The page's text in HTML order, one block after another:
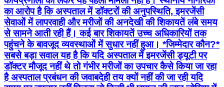
का आरोप है कि अस्पताल में डॉक्टरों की अनुपस्थिति, इमरजेंसी
सेवाओं में लापरवाही और मरीजों की अनदेखी की शिकायतें लंबे समय
से सामने आती रही हैं। कई बार शिकायतें उच्च अधिकारियों तक
पहुंचने के बावजूद व्यवस्थाओं में सुधार नहीं हुआ। *जिम्मेदार कौन?*
सबसे बड़ा सवाल यह है कि यदि अस्पताल में इमरजेंसी ड्यूटी पर
डॉक्टर मौजूद नहीं थे तो गंभीर मरीजों का उपचार कैसे किया जा रहा
है अस्पताल प्रबंधन की जवाबदेही तय क्यों नहीं की जा रही यदि